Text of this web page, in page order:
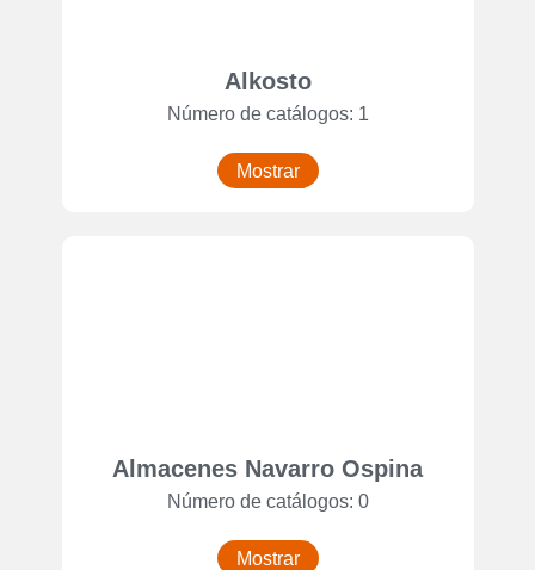
Alkosto
Número de catálogos: 1
Mostrar
Almacenes Navarro Ospina
Número de catálogos: 0
Mostrar